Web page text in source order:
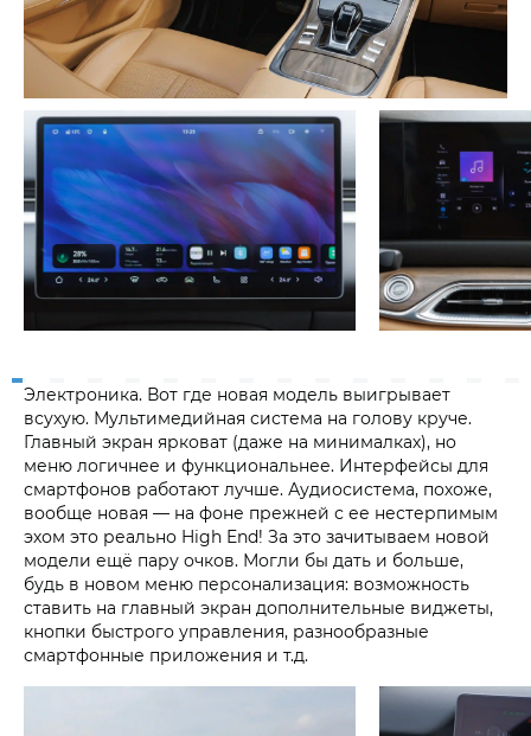
Электроника. Вот где новая модель выигрывает
всухую. Мультимедийная система на голову круче.
Главный экран ярковат (даже на минималках), но
меню логичнее и функциональнее. Интерфейсы для
смартфонов работают лучше. Аудиосистема, похоже,
вообще новая — на фоне прежней с ее нестерпимым
эхом это реально High End! За это зачитываем новой
модели ещё пару очков. Могли бы дать и больше,
будь в новом меню персонализация: возможность
ставить на главный экран дополнительные виджеты,
кнопки быстрого управления, разнообразные
смартфонные приложения и т.д.